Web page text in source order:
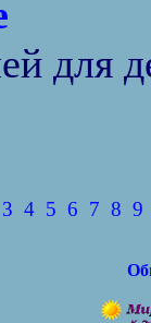
для
3 4 5 6 7 8 9